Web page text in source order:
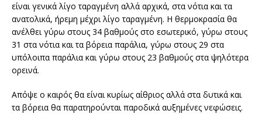
είναι γενικά λίγο ταραγµένη αλλά αρχικά, στα νότια και τα
ανατολικά, ήρεµη µέχρι λίγο ταραγµένη. Η θερµοκρασία θα
ανέλθει γύρω στους 34 βαθµούς στο εσωτερικό, γύρω στους
31 στα νότια και τα βόρεια παράλια, γύρω στους 29 στα
υπόλοιπα παράλια και γύρω στους 23 βαθµούς στα ψηλότερα
ορεινά.
Απόψε ο καιρός θα είναι κυρίως αίθριος αλλά στα δυτικά και
τα βόρεια θα παρατηρούνται παροδικά αυξηµένες νεφώσεις.